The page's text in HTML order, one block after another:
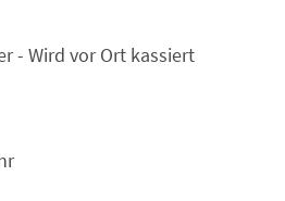
- Wird vor Ort kassiert